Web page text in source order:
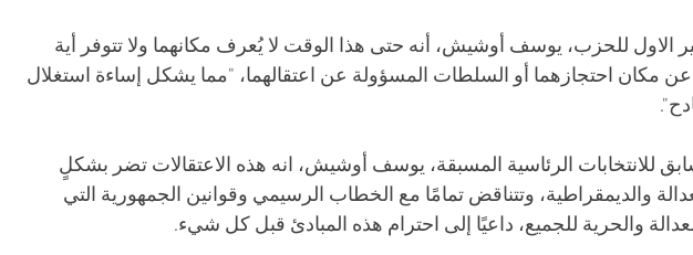
الاول للحزب، يوسف أوشيش، أنه حتى هذا الوقت لا يُعرف مكانهما ولا تتوفر أية
مكان احتجازهما أو السلطات المسؤولة عن اعتقالهما، "مما يشكل إساءة استغلال
للانتخابات الرئاسية المسبقة، يوسف أوشيش، انه هذه الاعتقالات تضر بشكلٍ
والديمقراطية، وتتناقض تمامًا مع الخطاب الرسيمي وقوانين الجمهورية التي
والحرية للجميع، داعيًا إلى احترام هذه المبادئ قبل كل شيء.